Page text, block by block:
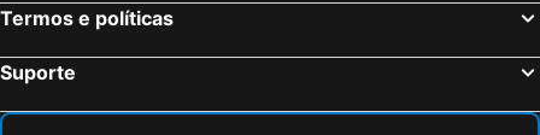
Devonport
Britomart
Motat Museum of Transpor and Technology
Mount Maunganui - Mauao
Termos e políticas
Suporte